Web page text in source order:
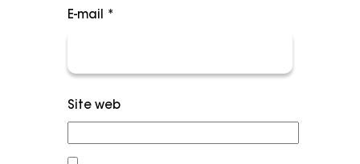
E-mail *
Site web